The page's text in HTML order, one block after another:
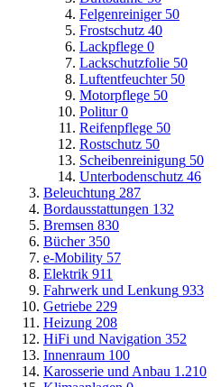
Felgenreiniger 50
Frostschutz 40
Lackpflege 0
Lackschutzfolie 50
Luftentfeuchter 50
Motorpflege 50
Politur 0
Reifenpflege 50
Rostschutz 50
Scheibenreinigung 50
Unterbodenschutz 46
Beleuchtung 287
Bordausstattungen 132
Bremsen 830
Bücher 350
e-Mobility 57
Elektrik 911
Fahrwerk und Lenkung 933
Getriebe 229
Heizung 208
HiFi und Navigation 352
Innenraum 100
Karosserie und Anbau 1.210